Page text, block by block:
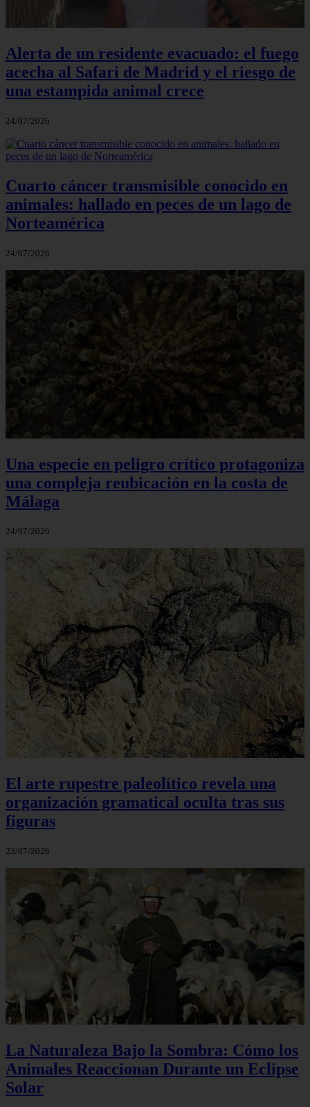
Alerta de un residente evacuado: el fuego
acecha al Safari de Madrid y el riesgo de
una estampida animal crece
24/07/2026
Cuarto cáncer transmisible conocido en
animales: hallado en peces de un lago de
Norteamérica
24/07/2026
Una especie en peligro crítico protagoniza
una compleja reubicación en la costa de
Málaga
24/07/2026
El arte rupestre paleolítico revela una
organización gramatical oculta tras sus
figuras
23/07/2026
La Naturaleza Bajo la Sombra: Cómo los
Animales Reaccionan Durante un Eclipse
Solar